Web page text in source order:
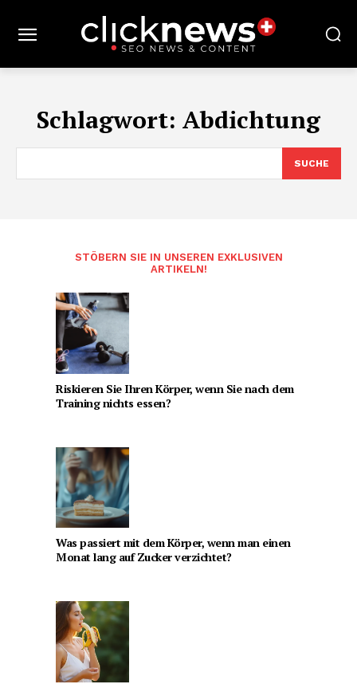
Schlagwort: Abdichtung
SUCHE
STÖBERN SIE IN UNSEREN EXKLUSIVEN
ARTIKELN!
Riskieren Sie Ihren Körper, wenn Sie nach dem
Training nichts essen?
Was passiert mit dem Körper, wenn man einen
Monat lang auf Zucker verzichtet?